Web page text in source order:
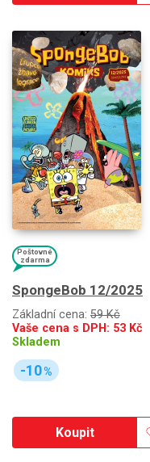
Poštovné
zdarma
SpongeBob 12/2025
Základní cena: 59 Kč
Vaše cena s DPH: 53 Kč
Skladem
-10%
Koupit